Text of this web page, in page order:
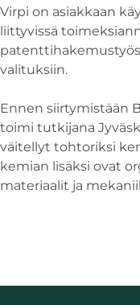
Virpi on asiakkaan
liittyvissä
valituksiin.
Ennen siirtymistään
toimi tutkijana
väitellyt tohtoriksi
kemian lisäksi ovat
materiaalit ja